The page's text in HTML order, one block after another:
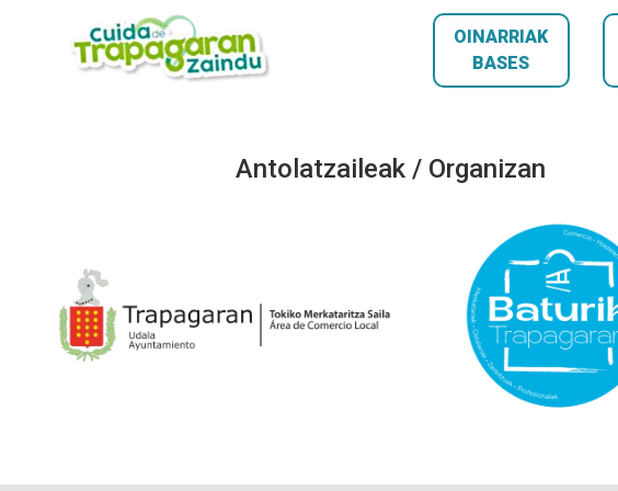
OINARRIAK
BASES
Antolatzaileak / Organizan